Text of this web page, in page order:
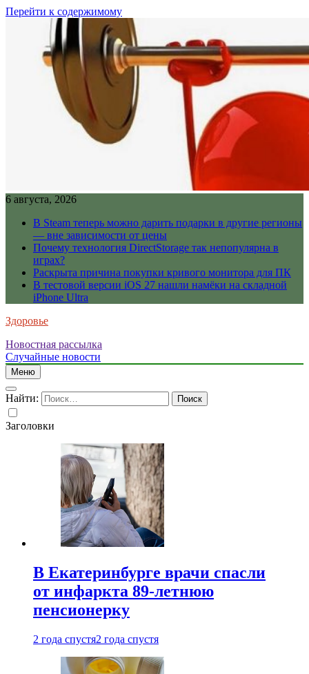
Перейти к содержимому
6 августа, 2026
В Steam теперь можно дарить подарки в другие регионы
— вне зависимости от цены
Почему технология DirectStorage так непопулярна в
играх?
Раскрыта причина покупки кривого монитора для ПК
В тестовой версии iOS 27 нашли намёки на складной
iPhone Ultra
Здоровье
Новостная рассылка
Случайные новости
Меню
Найти:
Заголовки
В Екатеринбурге врачи спасли
от инфаркта 89-летнюю
пенсионерку
2 года спустя2 года спустя